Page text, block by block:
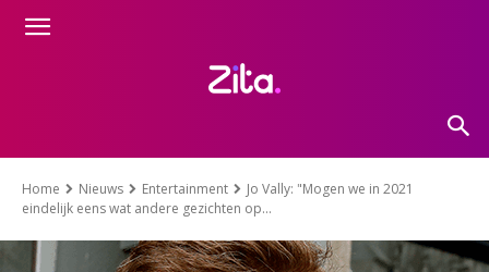
Home Nieuws Entertainment
Jo Vally: "Mogen we in 2021
eindelijk eens wat andere gezichten op...